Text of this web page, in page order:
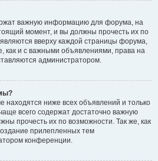
важную информацию для форума, на
момент, и вы должны прочесть их по
вверху каждой страницы форума,
как и с важными объявлениями, права на
администратором.
ниже всех объявлений и только
всего содержат достаточно важную
прочесть их по возможности. Так же, как
прилепленных тем
конференции.